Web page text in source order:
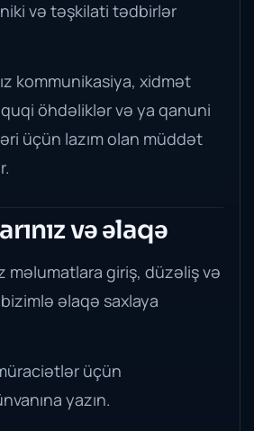
və təşkilati tədbirlər
kommunikasiya, xidmət
öhdəliklər və ya qanuni
üçün lazım olan müddət
və əlaqə
məlumatlara giriş, düzəliş və
əlaqə saxlaya
üçün
yazın.